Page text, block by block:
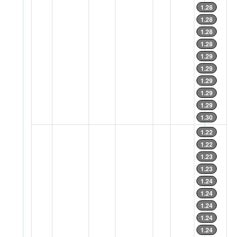
1.28
1.28
1.28
1.28
1.29
1.29
1.29
1.29
1.29
1.30
1.22
1.22
1.23
1.23
1.24
1.24
1.24
1.24
1.24